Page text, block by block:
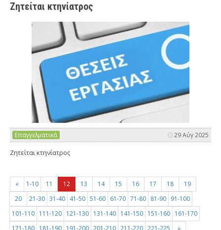
Ζητείται κτηνίατρος
Επαγγελματικά 29 Αύγ 2025
Ζητείται κτηνίατρος
« 1-10 11 12 13 14 15 16 17 18
19
20
21-30 31-40 41-50 51-60 61-70 71-80 81-90 91-100
101-110 111-120 121-130 131-140 141-150 151-160 161-170
171-180 181-190 191-200 201-210 211-220 221-225 »